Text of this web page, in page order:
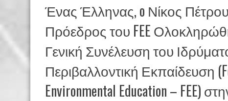
Ένας Έλληνας, o Νίκος
Πρόεδρος του FEE
Γενική Συνέλευση του
Περιβαλλοντική Εκπαίδευση
Environmental Education – FEE)